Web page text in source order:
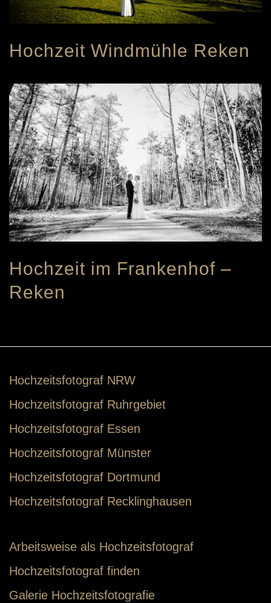
Hochzeit Windmühle Reken
Hochzeit im Frankenhof –
Reken
Hochzeitsfotograf NRW
Hochzeitsfotograf Ruhrgebiet
Hochzeitsfotograf Essen
Hochzeitsfotograf Münster
Hochzeitsfotograf Dortmund
Hochzeitsfotograf Recklinghausen
Arbeitsweise als Hochzeitsfotograf
Hochzeitsfotograf finden
Galerie Hochzeitsfotografie